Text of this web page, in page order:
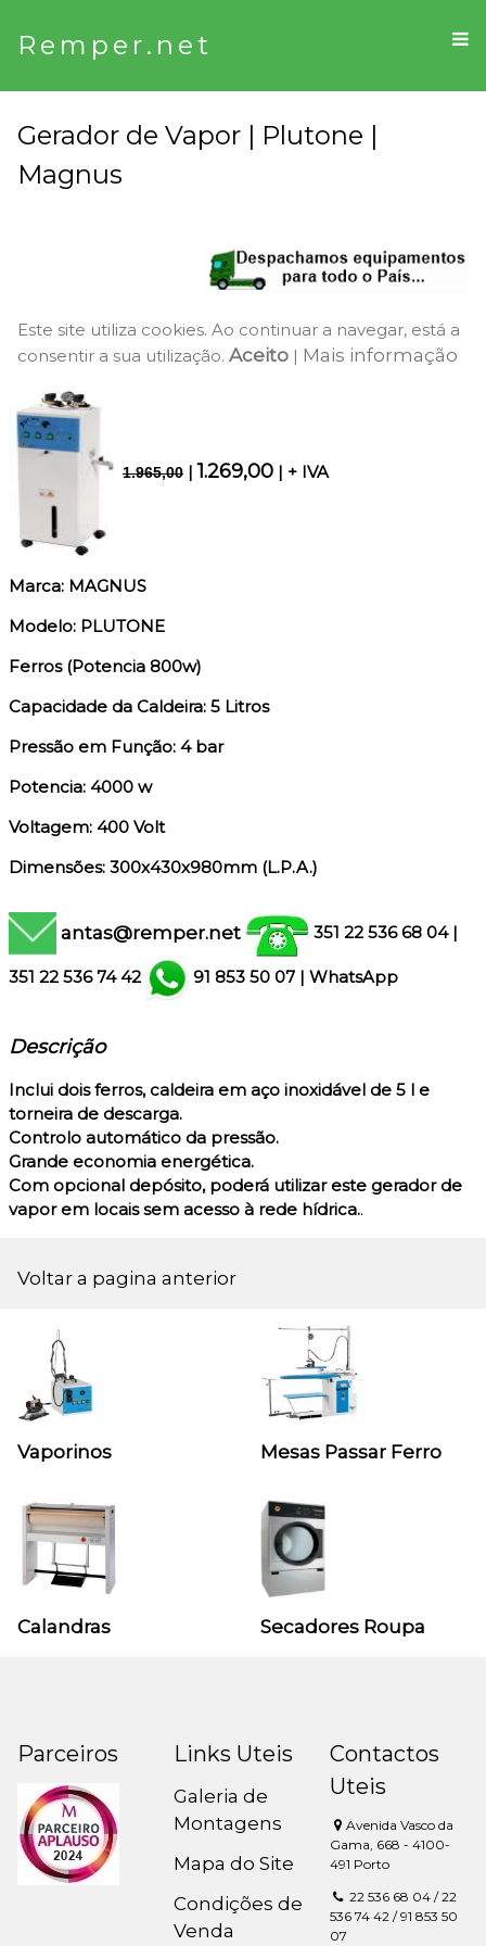
Remper.net
Gerador de Vapor | Plutone |
Magnus
Este site utiliza cookies. Ao continuar a navegar, está a
consentir a sua utilização. Aceito | Mais informação
1.965,00 |1.269,00 | + IVA
Marca: MAGNUS
Modelo: PLUTONE
Ferros (Potencia 800w)
Capacidade da Caldeira: 5 Litros
Pressão em Função: 4 bar
Potencia: 4000 w
Voltagem: 400 Volt
Dimensões: 300x430x980mm (L.P.A.)
antas@remper.net 351 22 536 68 04 |
351 22 536 74 42 91 853 50 07 | WhatsApp
Descrição
Inclui dois ferros, caldeira em aço inoxidável de 5 l e
torneira de descarga.
Controlo automático da pressão.
Grande economia energética.
Com opcional depósito, poderá utilizar este gerador de
vapor em locais sem acesso à rede hídrica..
Voltar a pagina anterior
Vaporinos Mesas Passar Ferro
Calandras Secadores Roupa
Parceiros Links Uteis
Galeria de
Montagens
Mapa do Site
Condições de
Venda
Contactos
Uteis
Avenida Vasco da
Gama, 668 - 4100-
491 Porto
22 536 68 04 / 22
536 74 42 / 91 853 50
07